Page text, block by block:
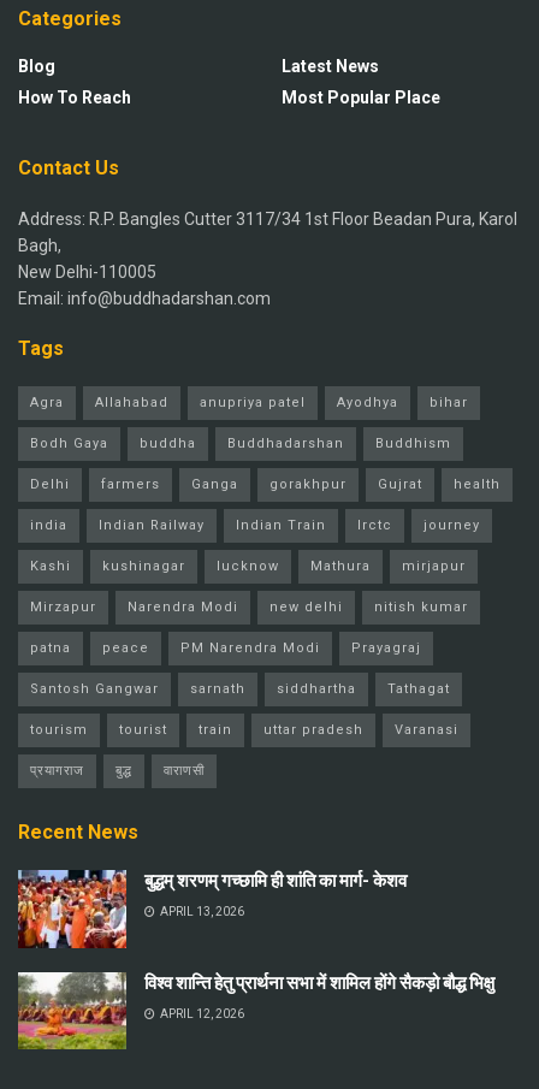
Categories
Blog
How To Reach
Latest News
Most Popular Place
Contact Us
Address: R.P. Bangles Cutter 3117/34 1st Floor Beadan Pura, Karol
Bagh,
New Delhi-110005
Email: info@buddhadarshan.com
Tags
Agra Allahabad anupriya patel Ayodhya bihar
Bodh Gaya buddha Buddhadarshan Buddhism
Delhi farmers Ganga gorakhpur Gujrat health
india Indian Railway Indian Train Irctc journey
Kashi kushinagar lucknow Mathura mirjapur
Mirzapur Narendra Modi new delhi nitish kumar
patna peace PM Narendra Modi Prayagraj
Santosh Gangwar sarnath siddhartha Tathagat
tourism tourist train uttar pradesh Varanasi
प्रयागराज बुद्ध वाराणसी
Recent News
बुद्धम् शरणम् गच्छामि ही शांति का मार्ग- केशव
APRIL 13, 2026
विश्व शान्ति हेतु प्रार्थना सभा में शामिल होंगे सैकड़ो बौद्ध भिक्षु
APRIL 12, 2026